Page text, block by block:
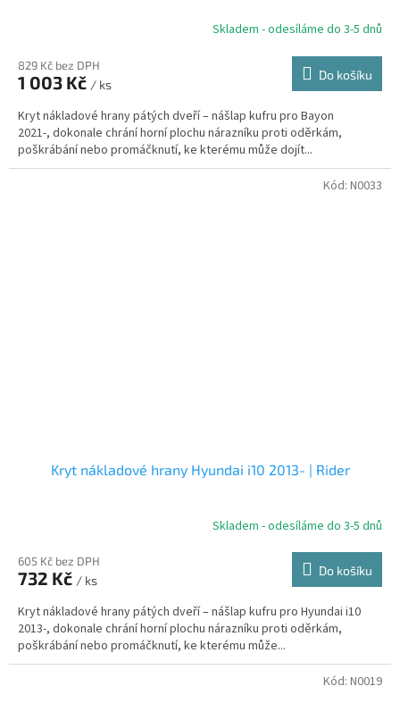
Skladem - odesíláme do 3-5 dnů
829 Kč bez DPH
1 003 Kč / ks
Do košíku
Kryt nákladové hrany pátých dveří – nášlap kufru pro Bayon
2021-, dokonale chrání horní plochu nárazníku proti oděrkám,
poškrábání nebo promáčknutí, ke kterému může dojít...
Kryt nákladové hrany Hyundai i10 2013- | Rider
Skladem - odesíláme do 3-5 dnů
605 Kč bez DPH
732 Kč / ks
Do košíku
Kryt nákladové hrany pátých dveří – nášlap kufru pro Hyundai i10
2013-, dokonale chrání horní plochu nárazníku proti oděrkám,
poškrábání nebo promáčknutí, ke kterému může...
Kód: N0033
Kód: N0019